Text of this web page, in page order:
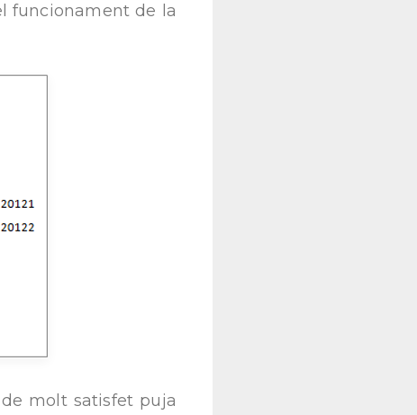
funcionament de la
molt satisfet puja